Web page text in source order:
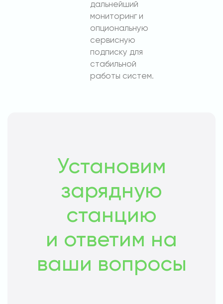
дальнейший
мониторинг и
опциональную
сервисную
подписку для
стабильной
работы систем.
Установим
зарядную
станцию
и ответим на
ваши вопросы